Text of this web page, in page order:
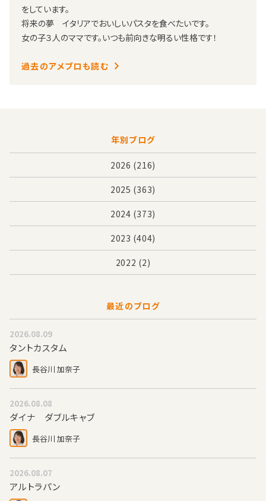
をしています。
将来の夢 イタリアでおいしいパスタを食べたいです。
女の子３人のママです。いつも前向きな明るい性格です！
過去のアメブロも読む
年別ブログ
2026 (216)
2025 (363)
2024 (373)
2023 (404)
2022 (2)
最近のブログ
2026.08.09
タントカスタム
長谷川 加奈子
2026.08.08
ダイナ ダブルキャブ
長谷川 加奈子
2026.08.07
アルトラパン